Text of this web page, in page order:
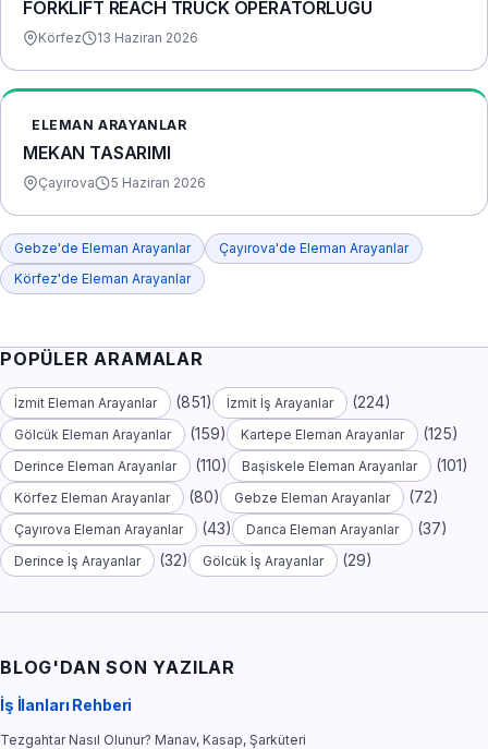
FORKLİFT REACH TRUCK OPERATÖRLÜĞÜ
Körfez 13 Haziran 2026
ELEMAN ARAYANLAR
MEKAN TASARIMI
Çayırova 5 Haziran 2026
Gebze'de Eleman Arayanlar
Çayırova'de Eleman Arayanlar
Körfez'de Eleman Arayanlar
POPÜLER ARAMALAR
İzmit Eleman Arayanlar (851) İzmit İş Arayanlar (224)
Gölcük Eleman Arayanlar (159) Kartepe Eleman Arayanlar (125)
Derince Eleman Arayanlar (110) Başiskele Eleman Arayanlar (101)
Körfez Eleman Arayanlar (80) Gebze Eleman Arayanlar (72)
Çayırova Eleman Arayanlar (43) Darıca Eleman Arayanlar (37)
Derince İş Arayanlar (32) Gölcük İş Arayanlar (29)
BLOG'DAN SON YAZILAR
İş İlanları Rehberi
Tezgahtar Nasıl Olunur? Manav, Kasap, Şarküteri